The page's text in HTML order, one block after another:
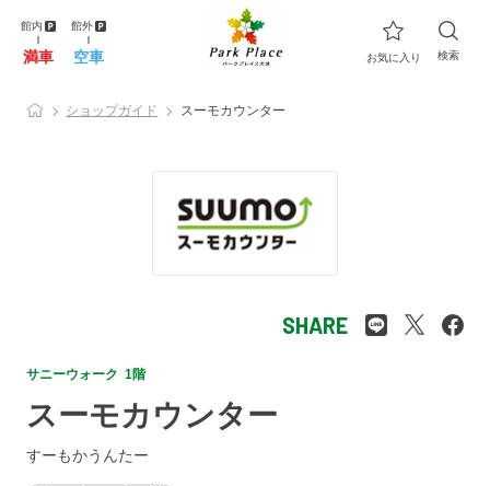
館内
満車
館外
空車 お気に入り 検索
ショップガイド スーモカウンター
SHARE
サニーウォーク 1階
スーモカウンター
すーもかうんたー